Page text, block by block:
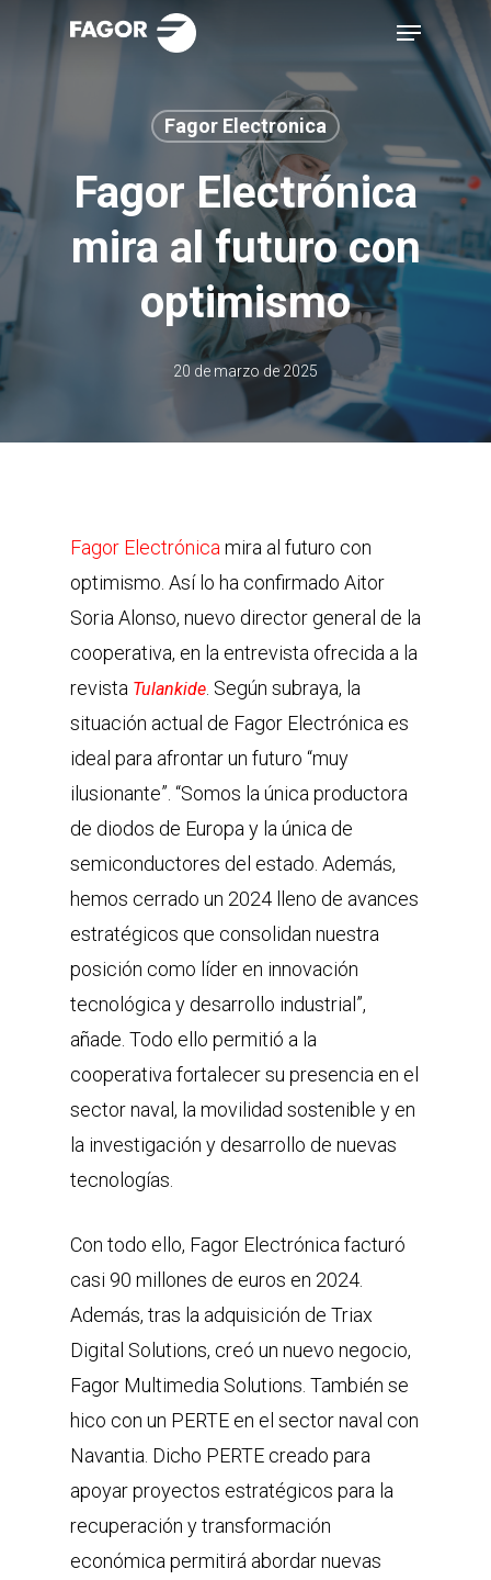
Menu
Fagor Electronica
Fagor Electrónica
mira al futuro con
optimismo
20 de marzo de 2025
Fagor Electrónica mira al futuro con
optimismo. Así lo ha confirmado Aitor
Soria Alonso, nuevo director general de la
cooperativa, en la entrevista ofrecida a la
revista Tulankide . Según subraya, la
situación actual de Fagor Electrónica es
ideal para afrontar un futuro “muy
ilusionante”. “Somos la única productora
de diodos de Europa y la única de
semiconductores del estado. Además,
hemos cerrado un 2024 lleno de avances
estratégicos que consolidan nuestra
posición como líder en innovación
tecnológica y desarrollo industrial”,
añade. Todo ello permitió a la
cooperativa fortalecer su presencia en el
sector naval, la movilidad sostenible y en
la investigación y desarrollo de nuevas
tecnologías.
Con todo ello, Fagor Electrónica facturó
casi 90 millones de euros en 2024.
Además, tras la adquisición de Triax
Digital Solutions, creó un nuevo negocio,
Fagor Multimedia Solutions. También se
hico con un PERTE en el sector naval con
Navantia. Dicho PERTE creado para
apoyar proyectos estratégicos para la
recuperación y transformación
económica permitirá abordar nuevas